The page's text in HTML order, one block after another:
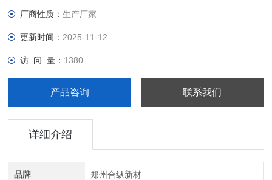
厂商性质：生产厂家
更新时间： 2025-11-12
访 问 量： 1380
产品咨询 联系我们
详细介绍
品牌 郑州合纵新材